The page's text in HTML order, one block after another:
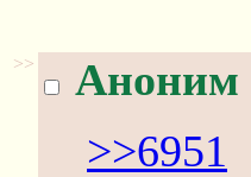
>> Аноним
>>6951